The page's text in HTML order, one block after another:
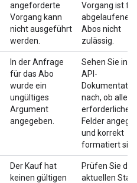
angeforderte
Vorgang kann
nicht ausgeführt
werden.
Vorgang ist für
abgelaufene
Abos nicht
zulässig.
In der Anfrage
für das Abo
wurde ein
ungültiges
Argument
angegeben.
Sehen Sie in
API-
nach, ob alle
erforderlichen
Felder
und korrekt
formatiert
Der Kauf hat
keinen gültigen
Prüfen Sie den
aktuellen